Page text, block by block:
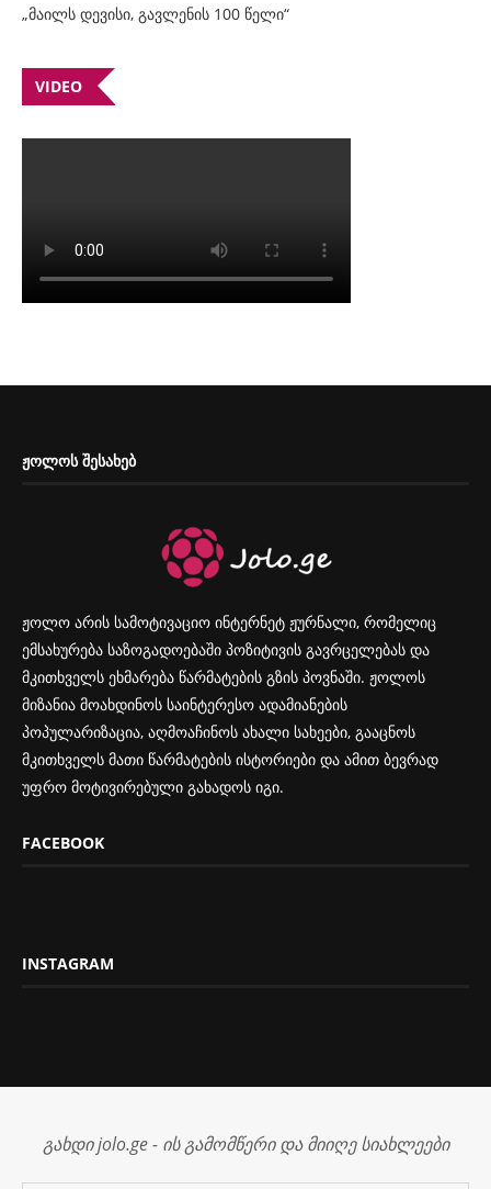
„მაილს დევისი, გავლენის 100 წელი“
VIDEO
ᲟᲝᲚᲝᲡ ᲨᲔᲡᲐᲮᲔᲑ
ჟოლო არის სამოტივაციო ინტერნეტ ჟურნალი, რომელიც
ემსახურება საზოგადოებაში პოზიტივის გავრცელებას და
მკითხველს ეხმარება წარმატების გზის პოვნაში. ჟოლოს
მიზანია მოახდინოს საინტერესო ადამიანების
პოპულარიზაცია, აღმოაჩინოს ახალი სახეები, გააცნოს
მკითხველს მათი წარმატების ისტორიები და ამით ბევრად
უფრო მოტივირებული გახადოს იგი.
FACEBOOK
INSTAGRAM
გახდი jolo.ge - ის გამომწერი და მიიღე სიახლეები